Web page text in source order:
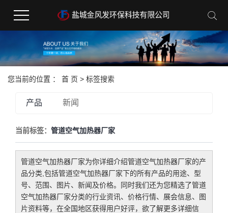
您当前的位置 ： 首 页 > 标签搜索
产品 新闻
当前标签： 管道空气加热器厂家
管道空气加热器厂家为你详细介绍管道空气加热器厂家的产
品分类,包括管道空气加热器厂家下的所有产品的用途、型
号、范围、图片、新闻及价格。同时我们还为您精选了管道
空气加热器厂家分类的行业资讯、价格行情、展会信息、图
片资料等，在全国地区获得用户好评，欲了解更多详细信